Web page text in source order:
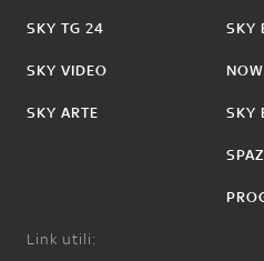
SKY TG 24
SKY VIDEO
SKY ARTE
SKY
NOW
SKY
Link utili: